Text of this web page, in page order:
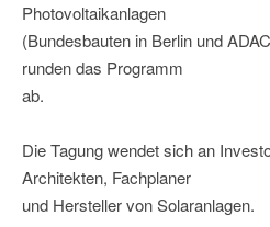
Photovoltaikanlagen
(Bundesbauten in Berlin und
runden das Programm
ab.
Die Tagung wendet sich an
Architekten, Fachplaner
und Hersteller von Solaranlagen.